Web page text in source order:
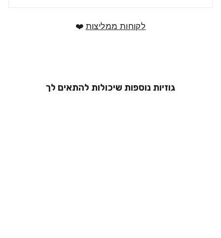
לקוחות ממליצות ❤️
גוזיות נוספות שיכולות להתאים לך